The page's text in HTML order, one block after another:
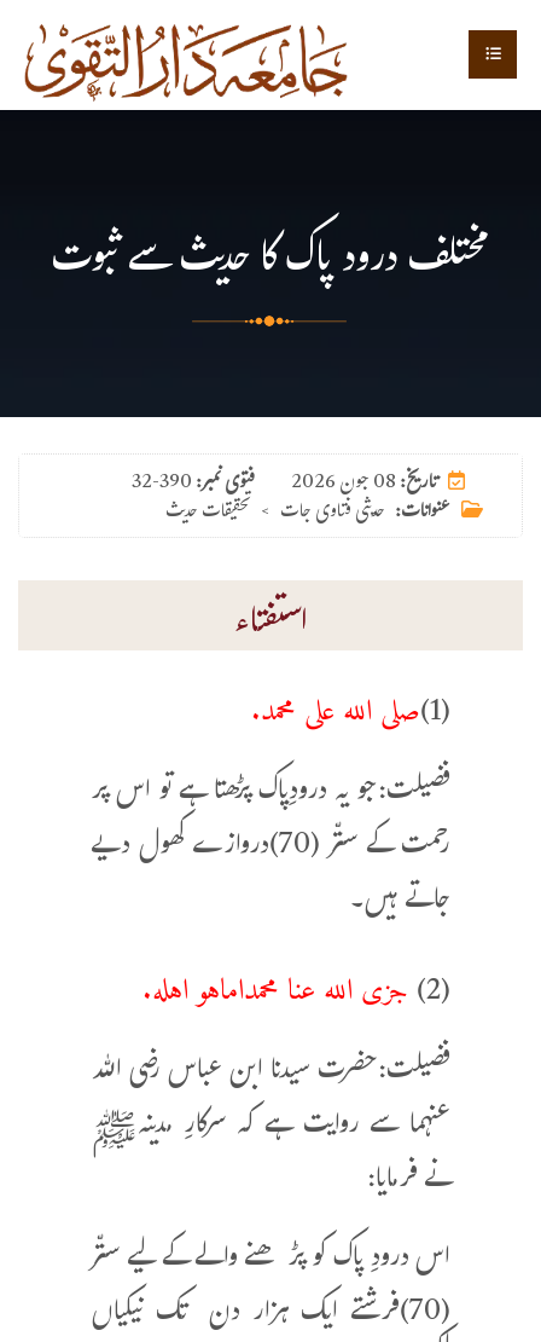
مختلف درود پاک کا حدیث سے ثبوت
فتوی نمبر:32-390 تاریخ:08 جون 2026
عنوانات: حدیثی فتاوی جات > تحقیقات حدیث
استفتاء
(1) صلى الله على محمد.
فضیلت:جو یہ درودِپاک پڑھتا ہے تو اس پر
رحمت کے ستّر (70)دروازے کھول دیے
جاتے ہیں۔
(2) جزى الله عنا محمداماهو اهله.
فضیلت:حضرت سیدنا ابن عباس رضی اللہ
عنہما سے روایت ہے کہ سرکارِ مدینہﷺ
نے فرمایا:
اس درودِ پاک کو پڑھنے والے کے لیے ستّر
(70)فرشتے ایک ہزار دن تک نیکیاں